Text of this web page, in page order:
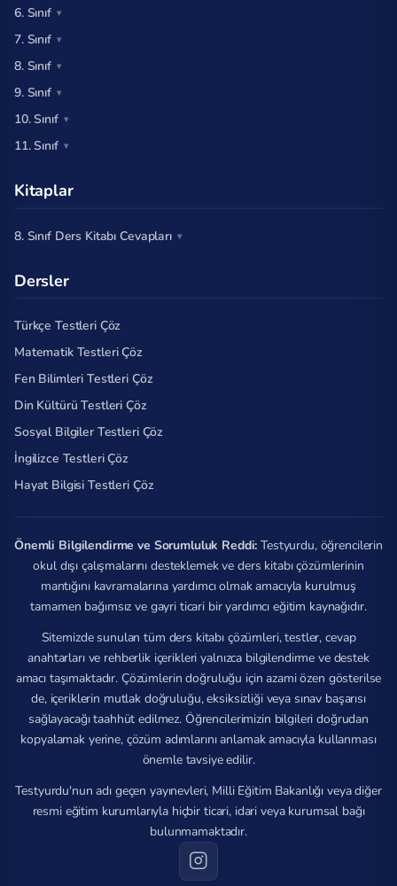
6. Sınıf
7. Sınıf
8. Sınıf
9. Sınıf
10. Sınıf
11. Sınıf
Kitaplar
8. Sınıf Ders Kitabı Cevapları
Dersler
Türkçe Testleri Çöz
Matematik Testleri Çöz
Fen Bilimleri Testleri Çöz
Din Kültürü Testleri Çöz
Sosyal Bilgiler Testleri Çöz
İngilizce Testleri Çöz
Hayat Bilgisi Testleri Çöz
Önemli Bilgilendirme ve Sorumluluk Reddi: Testyurdu, öğrencilerin
okul dışı çalışmalarını desteklemek ve ders kitabı çözümlerinin
mantığını kavramalarına yardımcı olmak amacıyla kurulmuş
tamamen bağımsız ve gayri ticari bir yardımcı eğitim kaynağıdır.
Sitemizde sunulan tüm ders kitabı çözümleri, testler, cevap
anahtarları ve rehberlik içerikleri yalnızca bilgilendirme ve destek
amacı taşımaktadır. Çözümlerin doğruluğu için azami özen gösterilse
de, içeriklerin mutlak doğruluğu, eksiksizliği veya sınav başarısı
sağlayacağı taahhüt edilmez. Öğrencilerimizin bilgileri doğrudan
kopyalamak yerine, çözüm adımlarını anlamak amacıyla kullanması
önemle tavsiye edilir.
Testyurdu'nun adı geçen yayınevleri, Milli Eğitim Bakanlığı veya diğer
resmi eğitim kurumlarıyla hiçbir ticari, idari veya kurumsal bağı
bulunmamaktadır.